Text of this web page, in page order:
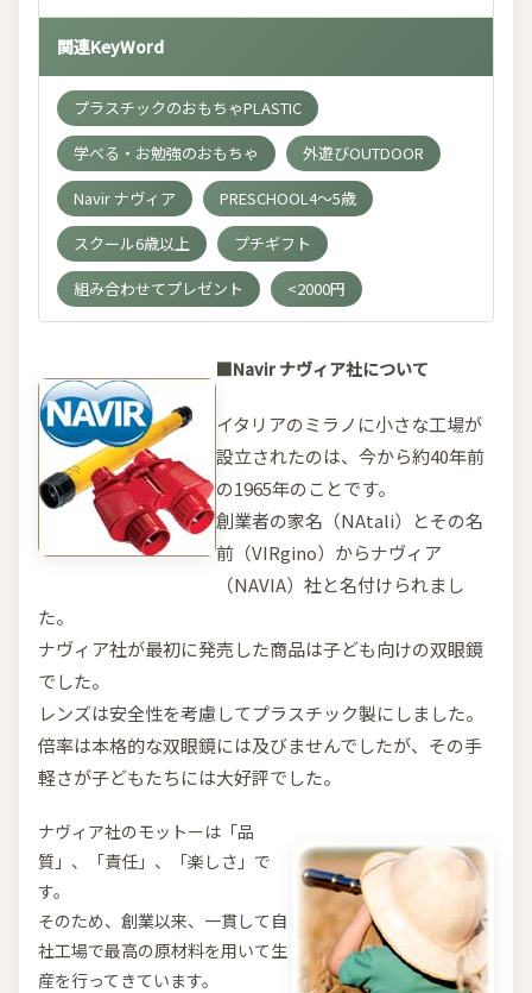
関連KeyWord
プラスチックのおもちゃPLASTIC
学べる・お勉強のおもちゃ
外遊びOUTDOOR
Navir ナヴィア
PRESCHOOL4～5歳
スクール6歳以上
プチギフト
組み合わせてプレゼント
<2000円
■Navir ナヴィア社について
イタリアのミラノに小さな工場が
設立されたのは、今から約40年前
の1965年のことです。
創業者の家名（NAtali）とその名
前（VIRgino）からナヴィア
（NAVIA）社と名付けられまし
た。
ナヴィア社が最初に発売した商品は子ども向けの双眼鏡
でした。
レンズは安全性を考慮してプラスチック製にしました。
倍率は本格的な双眼鏡には及びませんでしたが、その手
軽さが子どもたちには大好評でした。
ナヴィア社のモットーは「品
質」、「責任」、「楽しさ」で
す。
そのため、創業以来、一貫して自
社工場で最高の原材料を用いて生
産を行ってきています。